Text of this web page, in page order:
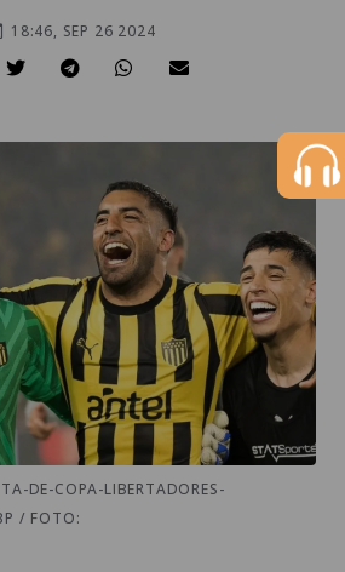
18:46, SEP 26 2024
DE-COPA-LIBERTADORES-
/ FOTO: